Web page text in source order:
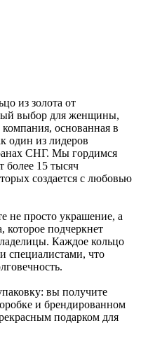
из золота от
выбор для женщины,
основанная в
один из лидеров
СНГ. Мы гордимся
более 15 тысяч
создается с любовью
не просто украшение, а
которое подчеркнет
Каждое кольцо
специалистами, что
вы получите
и брендированном
подарком для